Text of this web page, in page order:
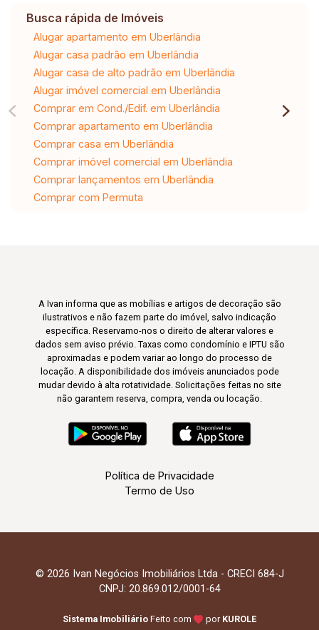
Busca rápida de Imóveis
Alugar apartamento em Uberlândia
Alugar casa padrão em Uberlândia
Alugar casa de alto padrão em Uberlândia
Alugar imóvel comercial em Uberlândia
Comprar em Cond./Edif. em Uberlândia
Comprar apartamento em Uberlândia
Comprar casa em Uberlândia
Comprar imóvel comercial em Uberlândia
Comprar lançamentos em Uberlândia
Comprar com Permuta
A Ivan informa que as mobílias e artigos de decoração são
ilustrativos e não fazem parte do imóvel, salvo indicação
específica. Reservamo-nos o direito de alterar valores e
dados sem aviso prévio. Taxas como condomínio e IPTU são
aproximadas e podem variar ao longo do processo de
locação. A disponibilidade dos imóveis anunciados pode
mudar devido à alta rotatividade. Solicitações feitas no site
não garantem reserva, compra, venda ou locação.
Política de Privacidade
Termo de Uso
© 2026 Ivan Negócios Imobiliários Ltda - CRECI 684-J
CNPJ: 20.869.012/0001-64
Sistema Imobiliário Feito com por KUROLE